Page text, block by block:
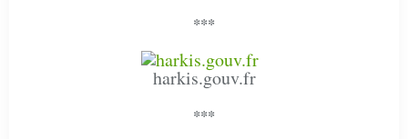
***
harkis.gouv.fr
***